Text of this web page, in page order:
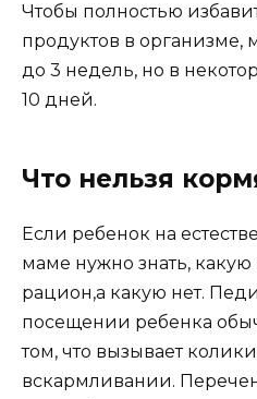
Чтобы полностью
продуктов в организме,
до 3 недель, но в
10 дней.
Что нельзя
Если ребенок на
маме нужно знать,
рацион,а какую нет.
посещении ребенка
том, что вызывает
вскармливании.